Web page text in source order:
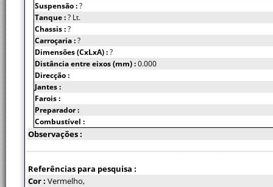
Suspensão :?
Tanque :? Lt.
Chassis :?
Carroçaria :?
Dimensões (CxLxA) :?
Distância entre eixos (mm) :0.000
Direcção :
Jantes :
Farois :
Preparador :
Combustível :
Observações :
Referências para pesquisa :
Cor : Vermelho,